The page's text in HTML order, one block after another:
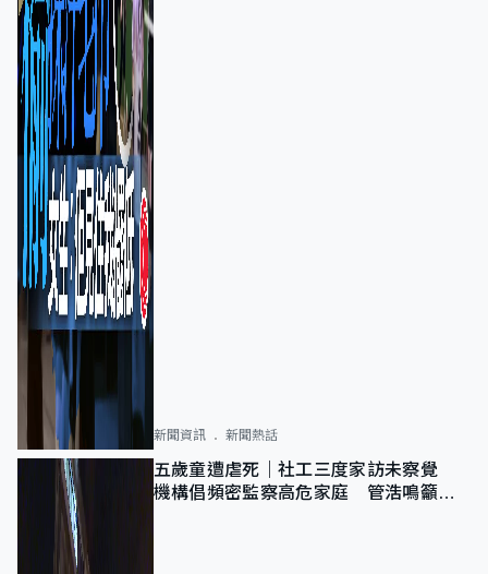
新聞資訊 新聞熱話
五歲童遭虐死｜社工三度家訪未察覺
機構倡頻密監察高危家庭 管浩鳴籲加